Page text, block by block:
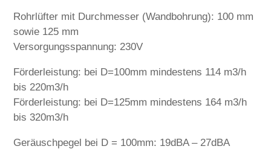
Rohrlüfter mit Durchmesser (Wandbohrung): 100 mm
sowie 125 mm
Versorgungsspannung: 230V
Förderleistung: bei D=100mm mindestens 114 m3/h
bis 220m3/h
Förderleistung: bei D=125mm mindestens 164 m3/h
bis 320m3/h
Geräuschpegel bei D = 100mm: 19dBA – 27dBA